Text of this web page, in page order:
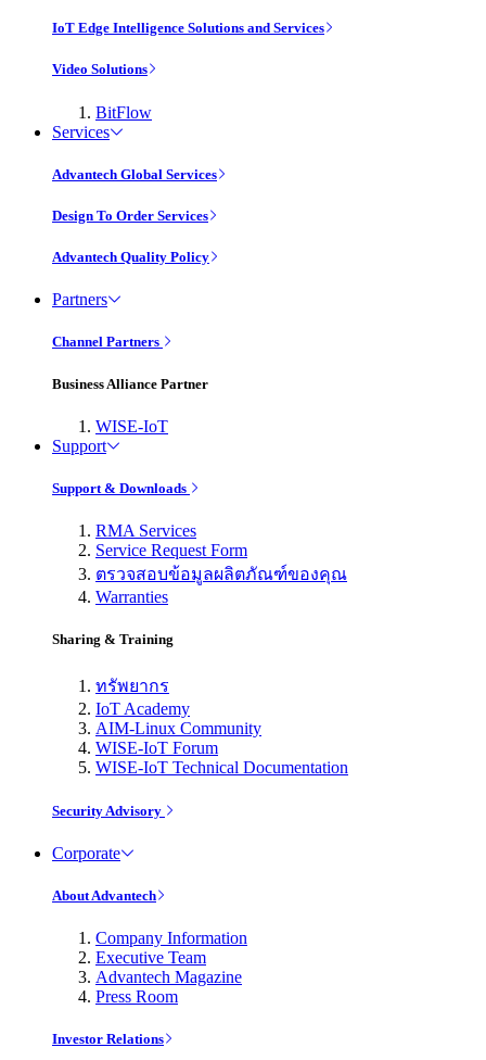
IoT Edge Intelligence Solutions and Services
Video Solutions
BitFlow
Services
Advantech Global Services
Design To Order Services
Advantech Quality Policy
Partners
Channel Partners
Business Alliance Partner
WISE-IoT
Support
Support & Downloads
RMA Services
Service Request Form
ตรวจสอบข้อมูลผลิตภัณฑ์ของคุณ
Warranties
Sharing & Training
ทรัพยากร
IoT Academy
AIM-Linux Community
WISE-IoT Forum
WISE-IoT Technical Documentation
Security Advisory
Corporate
About Advantech
Company Information
Executive Team
Advantech Magazine
Press Room
Investor Relations